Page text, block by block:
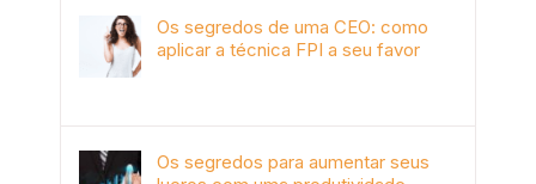
Os segredos de uma CEO: como
aplicar a técnica FPI a seu favor
Os segredos para aumentar seus